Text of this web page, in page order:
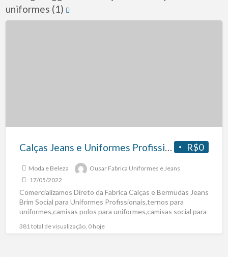
uniformes (1)
R$0
Calças Jeans e Uniformes Profissionais Confecção Fabrica
Moda e Beleza
Ousar Fabrica Uniformes e Jeans
17/05/2022
Comercializamos Direto da Fabrica Calças e Bermudas Jeans
Brim Social para Uniformes Profissionais,ternos para
uniformes,camisas polos para uniformes,camisas social para
381 total de visualização, 0 hoje